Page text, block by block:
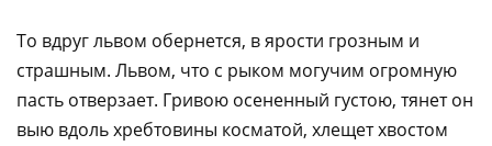
То вдруг львом обернется, в ярости грозным и
страшным. Львом, что с рыком могучим огромную
пасть отверзает. Гривою осененный густою, тянет он
выю вдоль хребтовины косматой, хлещет хвостом